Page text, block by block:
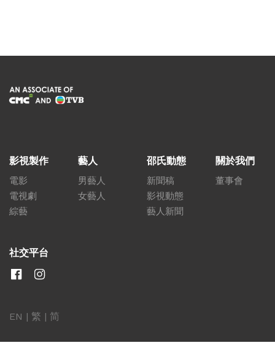
影視製作
電影
電視劇
綜藝
藝人
男藝人
女藝人
邵氏動態
新聞稿
影視動態
藝人新聞
關於我們
董事會
社交平台
EN | 繁 | 简